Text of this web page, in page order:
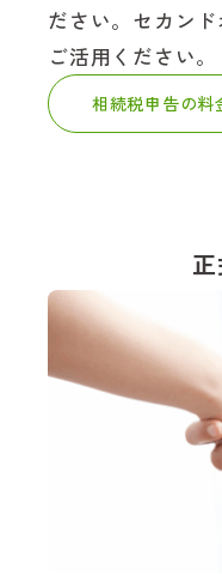
ださい。セカン
ご活用ください。
相続税申告の料